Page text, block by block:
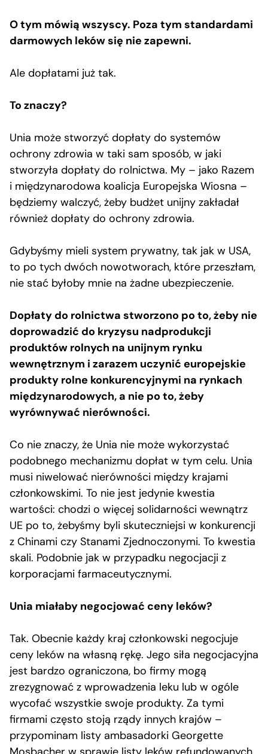
O tym mówią wszyscy. Poza tym standardami
darmowych leków się nie zapewni.
Ale dopłatami już tak.
To znaczy?
Unia może stworzyć dopłaty do systemów
ochrony zdrowia w taki sam sposób, w jaki
stworzyła dopłaty do rolnictwa. My – jako Razem
i międzynarodowa koalicja Europejska Wiosna –
będziemy walczyć, żeby budżet unijny zakładał
również dopłaty do ochrony zdrowia.
Gdybyśmy mieli system prywatny, tak jak w USA,
to po tych dwóch nowotworach, które przeszłam,
nie stać byłoby mnie na żadne ubezpieczenie.
Dopłaty do rolnictwa stworzono po to, żeby nie
doprowadzić do kryzysu nadprodukcji
produktów rolnych na unijnym rynku
wewnętrznym i zarazem uczynić europejskie
produkty rolne konkurencyjnymi na rynkach
międzynarodowych, a nie po to, żeby
wyrównywać nierówności.
Co nie znaczy, że Unia nie może wykorzystać
podobnego mechanizmu dopłat w tym celu. Unia
musi niwelować nierówności między krajami
członkowskimi. To nie jest jedynie kwestia
wartości: chodzi o więcej solidarności wewnątrz
UE po to, żebyśmy byli skuteczniejsi w konkurencji
z Chinami czy Stanami Zjednoczonymi. To kwestia
skali. Podobnie jak w przypadku negocjacji z
korporacjami farmaceutycznymi.
Unia miałaby negocjować ceny leków?
Tak. Obecnie każdy kraj członkowski negocjuje
ceny leków na własną rękę. Jego siła negocjacyjna
jest bardzo ograniczona, bo firmy mogą
zrezygnować z wprowadzenia leku lub w ogóle
wycofać wszystkie swoje produkty. Za tymi
firmami często stoją rządy innych krajów –
przypominam listy ambasadorki Georgette